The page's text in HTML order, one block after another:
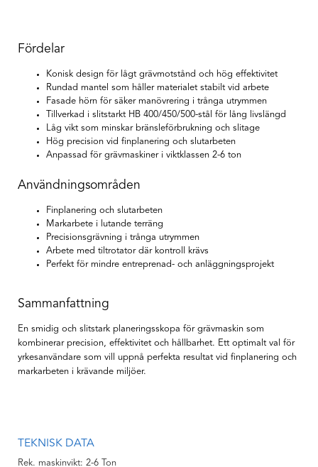
Fördelar
Konisk design för lågt grävmotstånd och hög effektivitet
Rundad mantel som håller materialet stabilt vid arbete
Fasade hörn för säker manövrering i trånga utrymmen
Tillverkad i slitstarkt HB 400/450/500-stål för lång livslängd
Låg vikt som minskar bränsleförbrukning och slitage
Hög precision vid finplanering och slutarbeten
Anpassad för grävmaskiner i viktklassen 2-6 ton
Användningsområden
Finplanering och slutarbeten
Markarbete i lutande terräng
Precisionsgrävning i trånga utrymmen
Arbete med tiltrotator där kontroll krävs
Perfekt för mindre entreprenad- och anläggningsprojekt
Sammanfattning
En smidig och slitstark planeringsskopa för grävmaskin som
kombinerar precision, effektivitet och hållbarhet. Ett optimalt val för
yrkesanvändare som vill uppnå perfekta resultat vid finplanering och
markarbeten i krävande miljöer.
TEKNISK DATA
Rek. maskinvikt
2-6 Ton